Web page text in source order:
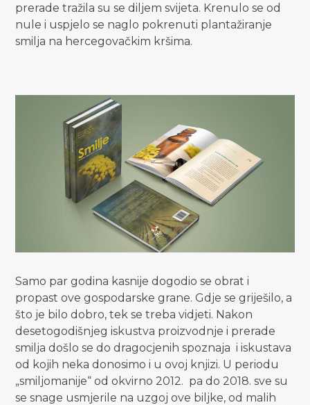
prerade tražila su se diljem svijeta. Krenulo se od
nule i uspjelo se naglo pokrenuti plantažiranje
smilja na hercegovačkim kršima.
Samo par godina kasnije dogodio se obrat i
propast ove gospodarske grane. Gdje se griješilo, a
što je bilo dobro, tek se treba vidjeti. Nakon
desetogodišnjeg iskustva proizvodnje i prerade
smilja došlo se do dragocjenih spoznaja i iskustava
od kojih neka donosimo i u ovoj knjizi. U periodu
„smiljomanije“ od okvirno 2012. pa do 2018. sve su
se snage usmjerile na uzgoj ove biljke, od malih